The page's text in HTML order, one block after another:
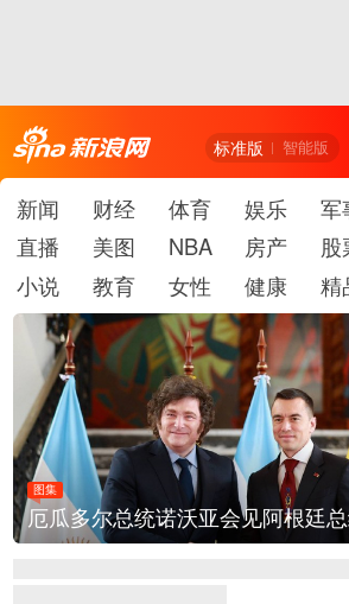
标准版 智能版
新闻 财经 体育 娱乐 军
直播
美图 NBA 房产 股
小说
教育 女性 健康 精
图集
厄瓜多尔总统诺沃亚会见阿根廷